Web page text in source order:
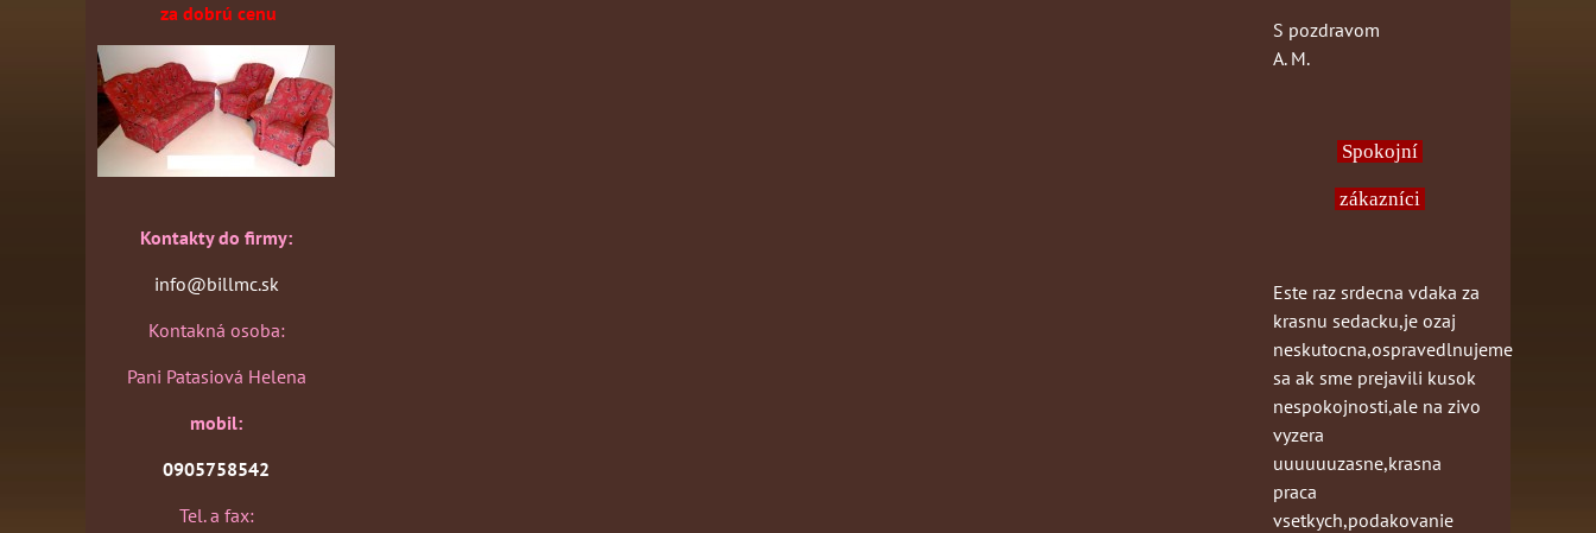
za dobrú cenu
Kontakty do firmy:
info@billmc.sk
Kontakná osoba:
Pani Patasiová Helena
mobil:
0905758542
Tel. a fax:
S pozdravom
A. M.
Spokojní
zákazníci
Este raz srdecna vdaka za
krasnu sedacku,je ozaj
neskutocna,ospravedlnujeme
sa ak sme prejavili kusok
nespokojnosti,ale na zivo
vyzera
uuuuuuzasne,krasna
praca
vsetkych,podakovanie